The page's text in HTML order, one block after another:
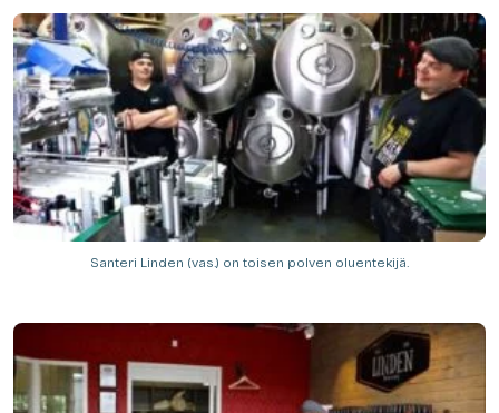
Santeri Linden (vas.) on toisen polven oluentekijä.